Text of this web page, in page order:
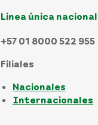
Linea única nacional
+57 01 8000 522 955
Filiales
Nacionales
Internacionales